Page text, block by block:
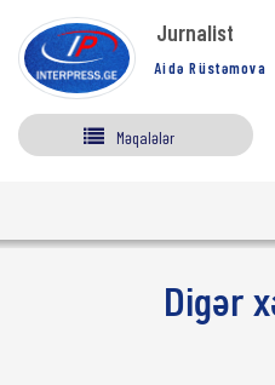
Jurnalist
Aidə Rüstəmova
Məqalələr
Digər